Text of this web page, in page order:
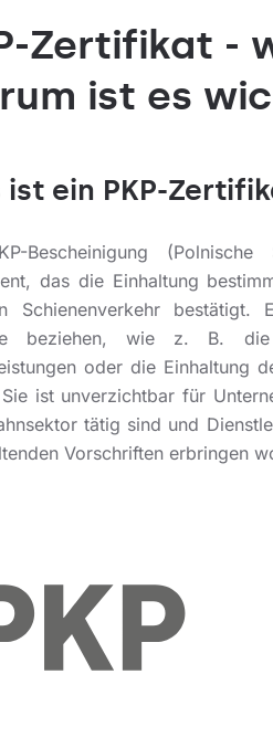
Zertifikat -
ist es
ist ein PKP-
Bescheinigung
das die Einhaltung
Schienenverkehr bestätigt.
beziehen, wie z. B.
oder die Einhaltung
ist unverzichtbar für
tätig sind und
Vorschriften erbringen